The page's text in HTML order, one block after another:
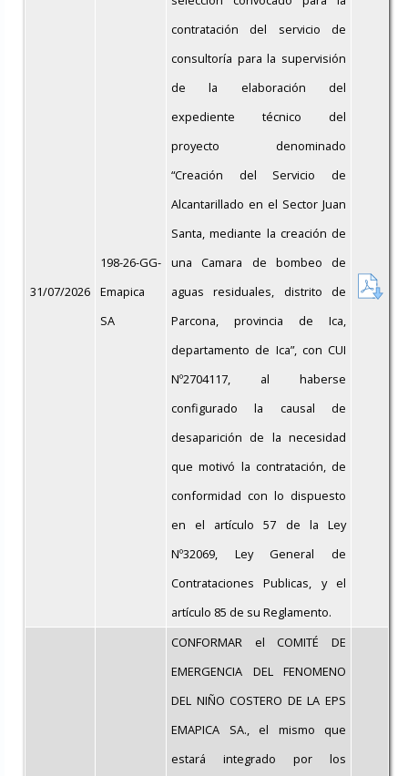
31/07/2026
198-26-GG-
Emapica
SA
contratación del servicio de
consultoría para la supervisión
de la elaboración del
expediente técnico del
proyecto denominado
“Creación del Servicio de
Alcantarillado en el Sector Juan
Santa, mediante la creación de
una Camara de bombeo de
aguas residuales, distrito de
Parcona, provincia de Ica,
departamento de Ica”, con CUI
Nº2704117, al haberse
configurado la causal de
desaparición de la necesidad
que motivó la contratación, de
conformidad con lo dispuesto
en el artículo 57 de la Ley
Nº32069, Ley General de
Contrataciones Publicas, y el
artículo 85 de su Reglamento.
CONFORMAR el COMITÉ DE
EMERGENCIA DEL FENOMENO
DEL NIÑO COSTERO DE LA EPS
EMAPICA SA., el mismo que
estará integrado por los